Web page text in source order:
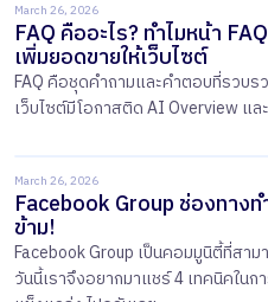
March 26, 2026
FAQ คืออะไร? ทำไมหน้า
เพิ่มยอดขายให้เว็บไซต์
FAQ คือชุดคำถามและคำตอบที่รวบ
เว็บไซต์มีโอกาสติด AI Overview แล
March 26, 2026
Facebook Group ช่องทาง
ข้าม!
Facebook Group เป็นคอมมูนิตี้ที่สาม
วันนี้เราจึงอยากมาแชร์ 4 เทคนิคในก